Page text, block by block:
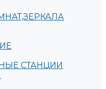
СТАНЦИИ